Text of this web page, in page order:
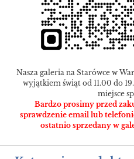
Nasza galeria na Starówce w
wyjątkiem świąt od 11.00 do
miejsce
Bardzo prosimy przed
sprawdzenie email lub
ostatnio sprzedany w